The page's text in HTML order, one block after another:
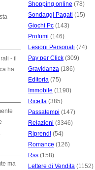
- il
ha
ma
Shopping online (78)
Sondaggi Pagati (15)
Giochi Pc (143)
Profumi (146)
Lesioni Personali (74)
Pay per Click (309)
Gravidanza (186)
Editoria (75)
Immobile (1190)
Ricetta (385)
Passatempi (147)
Relazioni (3346)
Riprendi (54)
Romance (126)
Rss (158)
Lettere di Vendita (1152)